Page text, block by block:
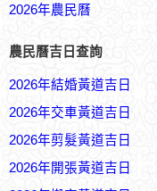
2026年農民曆
農民曆吉日查詢
2026年結婚黃道吉日
2026年交車黃道吉日
2026年剪髮黃道吉日
2026年開張黃道吉日